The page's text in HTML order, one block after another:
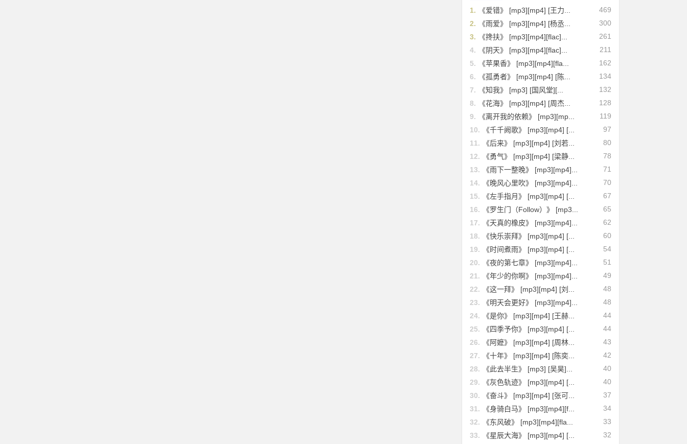
469
1.
《爱错》 [mp3][mp4] [王力...
300
2.
《雨爱》 [mp3][mp4] [杨丞...
261
3.
《搀扶》 [mp3][mp4][flac]...
211
4.
《阴天》 [mp3][mp4][flac]...
162
5.
《苹果香》 [mp3][mp4][fla...
134
6.
《孤勇者》 [mp3][mp4] [陈...
132
7.
《知我》 [mp3] [国风堂][...
128
8.
《花海》 [mp3][mp4] [周杰...
119
9.
《离开我的依赖》 [mp3][mp...
97
10.
《千千阙歌》 [mp3][mp4] [...
80
11.
《后来》 [mp3][mp4] [刘若...
78
12.
《勇气》 [mp3][mp4] [梁静...
71
13.
《雨下一整晚》 [mp3][mp4]...
70
14.
《晚风心里吹》 [mp3][mp4]...
67
15.
《左手指月》 [mp3][mp4] [...
65
16.
《罗生门（Follow）》 [mp3...
62
17.
《天真的橡皮》 [mp3][mp4]...
60
18.
《快乐崇拜》 [mp3][mp4] [...
54
19.
《时间煮雨》 [mp3][mp4] [...
51
20.
《夜的第七章》 [mp3][mp4]...
49
21.
《年少的你啊》 [mp3][mp4]...
48
22.
《这一拜》 [mp3][mp4] [刘...
48
23.
《明天会更好》 [mp3][mp4]...
44
24.
《是你》 [mp3][mp4] [王赫...
44
25.
《四季予你》 [mp3][mp4] [...
43
26.
《阿嬷》 [mp3][mp4] [周林...
42
27.
《十年》 [mp3][mp4] [陈奕...
40
28.
《此去半生》 [mp3] [吴昊]...
40
29.
《灰色轨迹》 [mp3][mp4] [...
37
30.
《奋斗》 [mp3][mp4] [张可...
34
31.
《身骑白马》 [mp3][mp4][f...
33
32.
《东风破》 [mp3][mp4][fla...
32
33. 《星辰大海》 [mp3][mp4] [...